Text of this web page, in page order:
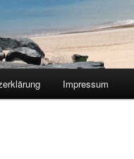
Impressum